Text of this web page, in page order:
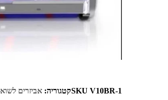
SKU V10BR-1 קטגוריה: אביזרים